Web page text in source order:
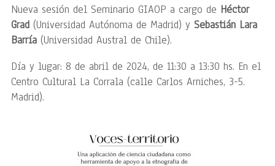
Nueva sesión del Seminario GIAOP a cargo de Héctor
Grad(Universidad Autónoma de Madrid) y Sebastián Lara
Barría(Universidad Austral de Chile).
Día y lugar: 8 de abril de 2024, de 11:30 a 13:30 hs. En el
Centro Cultural La Corrala (calle Carlos Arniches, 3-5.
Madrid).